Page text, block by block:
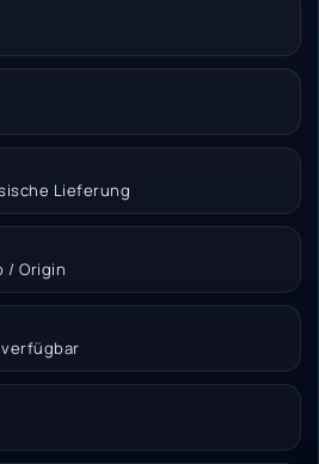
Lieferung
/ Origin